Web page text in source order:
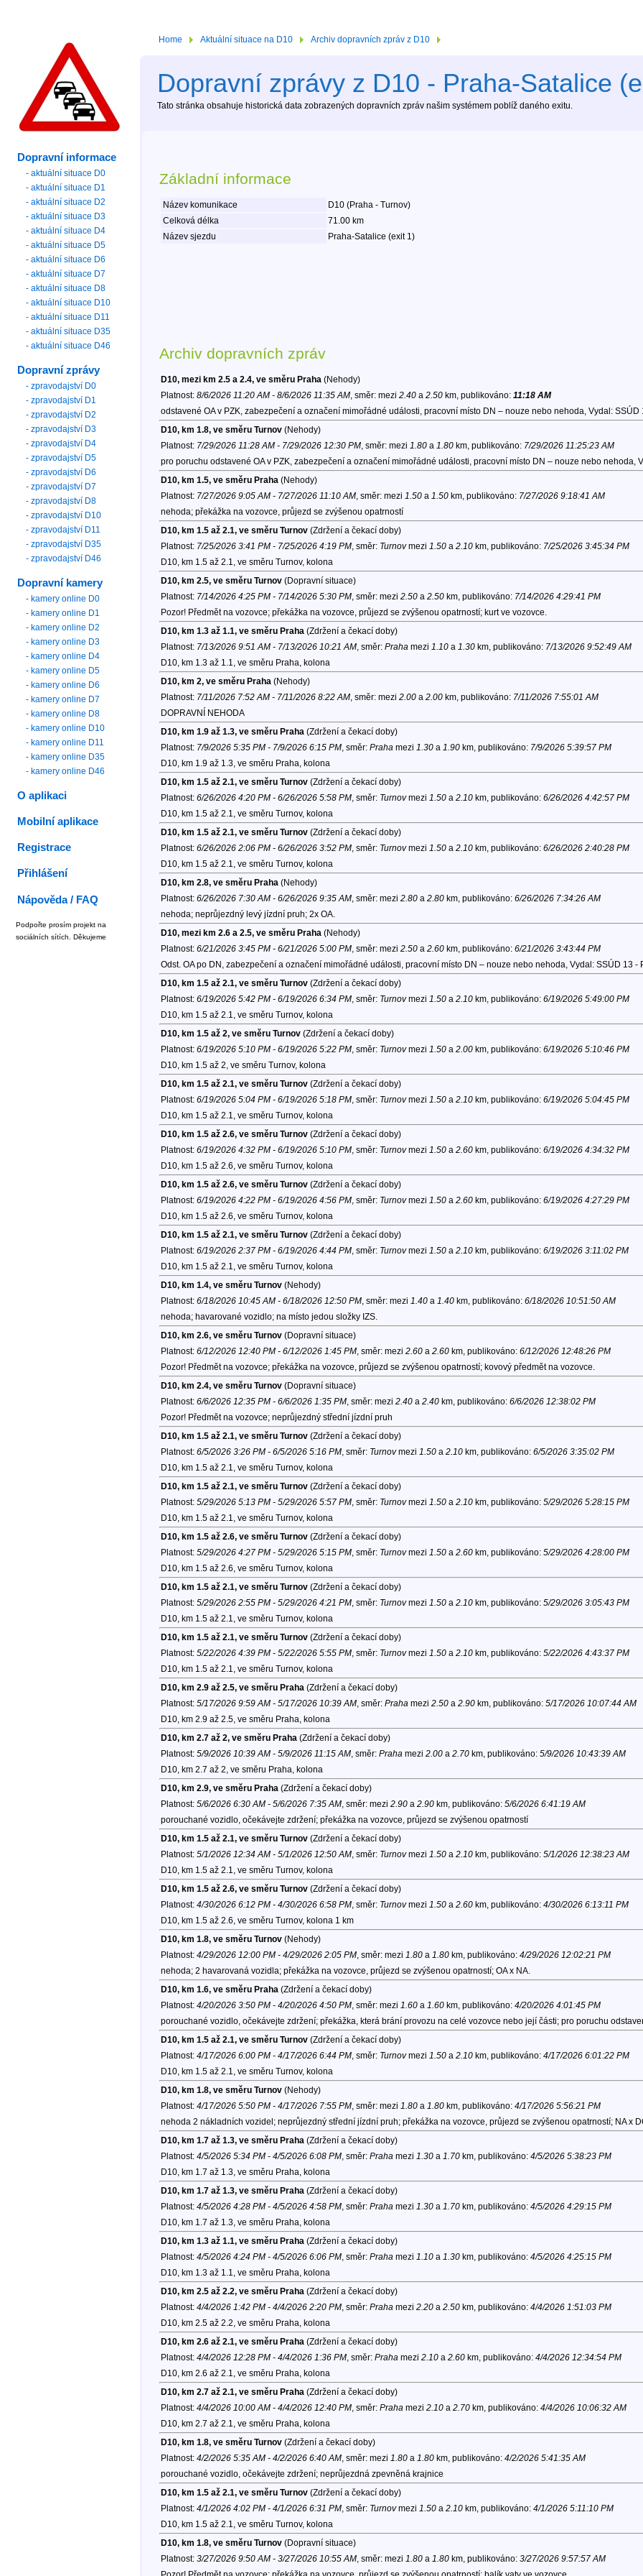
Home Aktuální situace na D10 Archiv dopravních zpráv z D10
Dopravní zprávy z D10 - Praha-Satalice
Tato stránka obsahuje historická data zobrazených dopravních zpráv našim systémem poblíž daného exitu.
Základní informace
Název komunikace
D10 (Praha - Turnov)
Celková délka
71.00 km
Název sjezdu
Praha-Satalice (exit 1)
Archiv dopravních zpráv
D10, mezi km 2.5 a 2.4, ve směru Praha(Nehody)
Platnost: 8/6/2026 11:20 AM - 8/6/2026 11:35 AM, směr: mezi 2.40a 2.50km, publikováno: 11:18 AM
odstavené OA v PZK, zabezpečení a označení mimořádné události, pracovní místo DN – nouze nebo nehoda, Vydal: SSÚD
D10, km 1.8, ve směru Turnov(Nehody)
Platnost: 7/29/2026 11:28 AM - 7/29/2026 12:30 PM, směr: mezi 1.80a 1.80km, publikováno: 7/29/2026 11:25:23 AM
pro poruchu odstavené OA v PZK, zabezpečení a označení mimořádné události, pracovní místo DN – nouze nebo nehoda,
D10, km 1.5, ve směru Praha(Nehody)
Platnost: 7/27/2026 9:05 AM - 7/27/2026 11:10 AM, směr: mezi 1.50a 1.50km, publikováno: 7/27/2026 9:18:41 AM
nehoda; překážka na vozovce, průjezd se zvýšenou opatrností
D10, km 1.5 až 2.1, ve směru Turnov(Zdržení a čekací doby)
Platnost: 7/25/2026 3:41 PM - 7/25/2026 4:19 PM, směr: Turnovmezi 1.50a 2.10km, publikováno: 7/25/2026 3:45:34 PM
D10, km 1.5 až 2.1, ve směru Turnov, kolona
D10, km 2.5, ve směru Turnov(Dopravní situace)
Platnost: 7/14/2026 4:25 PM - 7/14/2026 5:30 PM, směr: mezi 2.50a 2.50km, publikováno: 7/14/2026 4:29:41 PM
Pozor! Předmět na vozovce; překážka na vozovce, průjezd se zvýšenou opatrností; kurt ve vozovce.
D10, km 1.3 až 1.1, ve směru Praha(Zdržení a čekací doby)
Platnost: 7/13/2026 9:51 AM - 7/13/2026 10:21 AM, směr: Prahamezi 1.10a 1.30km, publikováno: 7/13/2026 9:52:49 AM
D10, km 1.3 až 1.1, ve směru Praha, kolona
D10, km 2, ve směru Praha(Nehody)
Platnost: 7/11/2026 7:52 AM - 7/11/2026 8:22 AM, směr: mezi 2.00a 2.00km, publikováno: 7/11/2026 7:55:01 AM
DOPRAVNÍ NEHODA
D10, km 1.9 až 1.3, ve směru Praha(Zdržení a čekací doby)
Platnost: 7/9/2026 5:35 PM - 7/9/2026 6:15 PM, směr: Prahamezi 1.30a 1.90km, publikováno: 7/9/2026 5:39:57 PM
D10, km 1.9 až 1.3, ve směru Praha, kolona
D10, km 1.5 až 2.1, ve směru Turnov(Zdržení a čekací doby)
Platnost: 6/26/2026 4:20 PM - 6/26/2026 5:58 PM, směr: Turnovmezi 1.50a 2.10km, publikováno: 6/26/2026 4:42:57 PM
D10, km 1.5 až 2.1, ve směru Turnov, kolona
D10, km 1.5 až 2.1, ve směru Turnov(Zdržení a čekací doby)
Platnost: 6/26/2026 2:06 PM - 6/26/2026 3:52 PM, směr: Turnovmezi 1.50a 2.10km, publikováno: 6/26/2026 2:40:28 PM
D10, km 1.5 až 2.1, ve směru Turnov, kolona
D10, km 2.8, ve směru Praha(Nehody)
Platnost: 6/26/2026 7:30 AM - 6/26/2026 9:35 AM, směr: mezi 2.80a 2.80km, publikováno: 6/26/2026 7:34:26 AM
nehoda; neprůjezdný levý jízdní pruh; 2x OA.
D10, mezi km 2.6 a 2.5, ve směru Praha(Nehody)
Platnost: 6/21/2026 3:45 PM - 6/21/2026 5:00 PM, směr: mezi 2.50a 2.60km, publikováno: 6/21/2026 3:43:44 PM
Odst. OA po DN, zabezpečení a označení mimořádné události, pracovní místo DN – nouze nebo nehoda, Vydal: SSÚD 13 -
D10, km 1.5 až 2.1, ve směru Turnov(Zdržení a čekací doby)
Platnost: 6/19/2026 5:42 PM - 6/19/2026 6:34 PM, směr: Turnovmezi 1.50a 2.10km, publikováno: 6/19/2026 5:49:00 PM
D10, km 1.5 až 2.1, ve směru Turnov, kolona
D10, km 1.5 až 2, ve směru Turnov(Zdržení a čekací doby)
Platnost: 6/19/2026 5:10 PM - 6/19/2026 5:22 PM, směr: Turnovmezi 1.50a 2.00km, publikováno: 6/19/2026 5:10:46 PM
D10, km 1.5 až 2, ve směru Turnov, kolona
D10, km 1.5 až 2.1, ve směru Turnov(Zdržení a čekací doby)
Platnost: 6/19/2026 5:04 PM - 6/19/2026 5:18 PM, směr: Turnovmezi 1.50a 2.10km, publikováno: 6/19/2026 5:04:45 PM
D10, km 1.5 až 2.1, ve směru Turnov, kolona
D10, km 1.5 až 2.6, ve směru Turnov(Zdržení a čekací doby)
Platnost: 6/19/2026 4:32 PM - 6/19/2026 5:10 PM, směr: Turnovmezi 1.50a 2.60km, publikováno: 6/19/2026 4:34:32 PM
D10, km 1.5 až 2.6, ve směru Turnov, kolona
D10, km 1.5 až 2.6, ve směru Turnov(Zdržení a čekací doby)
Platnost: 6/19/2026 4:22 PM - 6/19/2026 4:56 PM, směr: Turnovmezi 1.50a 2.60km, publikováno: 6/19/2026 4:27:29 PM
D10, km 1.5 až 2.6, ve směru Turnov, kolona
D10, km 1.5 až 2.1, ve směru Turnov(Zdržení a čekací doby)
Platnost: 6/19/2026 2:37 PM - 6/19/2026 4:44 PM, směr: Turnovmezi 1.50a 2.10km, publikováno: 6/19/2026 3:11:02 PM
D10, km 1.5 až 2.1, ve směru Turnov, kolona
D10, km 1.4, ve směru Turnov(Nehody)
Platnost: 6/18/2026 10:45 AM - 6/18/2026 12:50 PM, směr: mezi 1.40a 1.40km, publikováno: 6/18/2026 10:51:50 AM
nehoda; havarované vozidlo; na místo jedou složky IZS.
D10, km 2.6, ve směru Turnov(Dopravní situace)
Platnost: 6/12/2026 12:40 PM - 6/12/2026 1:45 PM, směr: mezi 2.60a 2.60km, publikováno: 6/12/2026 12:48:26 PM
Pozor! Předmět na vozovce; překážka na vozovce, průjezd se zvýšenou opatrností; kovový předmět na vozovce.
D10, km 2.4, ve směru Turnov(Dopravní situace)
Platnost: 6/6/2026 12:35 PM - 6/6/2026 1:35 PM, směr: mezi 2.40a 2.40km, publikováno: 6/6/2026 12:38:02 PM
Pozor! Předmět na vozovce; neprůjezdný střední jízdní pruh
D10, km 1.5 až 2.1, ve směru Turnov(Zdržení a čekací doby)
Platnost: 6/5/2026 3:26 PM - 6/5/2026 5:16 PM, směr: Turnovmezi 1.50a 2.10km, publikováno: 6/5/2026 3:35:02 PM
D10, km 1.5 až 2.1, ve směru Turnov, kolona
D10, km 1.5 až 2.1, ve směru Turnov(Zdržení a čekací doby)
Platnost: 5/29/2026 5:13 PM - 5/29/2026 5:57 PM, směr: Turnovmezi 1.50a 2.10km, publikováno: 5/29/2026 5:28:15 PM
D10, km 1.5 až 2.1, ve směru Turnov, kolona
D10, km 1.5 až 2.6, ve směru Turnov(Zdržení a čekací doby)
Platnost: 5/29/2026 4:27 PM - 5/29/2026 5:15 PM, směr: Turnovmezi 1.50a 2.60km, publikováno: 5/29/2026 4:28:00 PM
D10, km 1.5 až 2.6, ve směru Turnov, kolona
D10, km 1.5 až 2.1, ve směru Turnov(Zdržení a čekací doby)
Platnost: 5/29/2026 2:55 PM - 5/29/2026 4:21 PM, směr: Turnovmezi 1.50a 2.10km, publikováno: 5/29/2026 3:05:43 PM
D10, km 1.5 až 2.1, ve směru Turnov, kolona
D10, km 1.5 až 2.1, ve směru Turnov(Zdržení a čekací doby)
Platnost: 5/22/2026 4:39 PM - 5/22/2026 5:55 PM, směr: Turnovmezi 1.50a 2.10km, publikováno: 5/22/2026 4:43:37 PM
D10, km 1.5 až 2.1, ve směru Turnov, kolona
D10, km 2.9 až 2.5, ve směru Praha(Zdržení a čekací doby)
Platnost: 5/17/2026 9:59 AM - 5/17/2026 10:39 AM, směr: Prahamezi 2.50a 2.90km, publikováno: 5/17/2026 10:07:44 AM
D10, km 2.9 až 2.5, ve směru Praha, kolona
D10, km 2.7 až 2, ve směru Praha(Zdržení a čekací doby)
Platnost: 5/9/2026 10:39 AM - 5/9/2026 11:15 AM, směr: Prahamezi 2.00a 2.70km, publikováno: 5/9/2026 10:43:39 AM
D10, km 2.7 až 2, ve směru Praha, kolona
D10, km 2.9, ve směru Praha(Zdržení a čekací doby)
Platnost: 5/6/2026 6:30 AM - 5/6/2026 7:35 AM, směr: mezi 2.90a 2.90km, publikováno: 5/6/2026 6:41:19 AM
porouchané vozidlo, očekávejte zdržení; překážka na vozovce, průjezd se zvýšenou opatrností
D10, km 1.5 až 2.1, ve směru Turnov(Zdržení a čekací doby)
Platnost: 5/1/2026 12:34 AM - 5/1/2026 12:50 AM, směr: Turnovmezi 1.50a 2.10km, publikováno: 5/1/2026 12:38:23 AM
D10, km 1.5 až 2.1, ve směru Turnov, kolona
D10, km 1.5 až 2.6, ve směru Turnov(Zdržení a čekací doby)
Platnost: 4/30/2026 6:12 PM - 4/30/2026 6:58 PM, směr: Turnovmezi 1.50a 2.60km, publikováno: 4/30/2026 6:13:11 PM
D10, km 1.5 až 2.6, ve směru Turnov, kolona 1 km
D10, km 1.8, ve směru Turnov(Nehody)
Platnost: 4/29/2026 12:00 PM - 4/29/2026 2:05 PM, směr: mezi 1.80a 1.80km, publikováno: 4/29/2026 12:02:21 PM
nehoda; 2 havarovaná vozidla; překážka na vozovce, průjezd se zvýšenou opatrností; OA x NA.
D10, km 1.6, ve směru Praha(Zdržení a čekací doby)
Platnost: 4/20/2026 3:50 PM - 4/20/2026 4:50 PM, směr: mezi 1.60a 1.60km, publikováno: 4/20/2026 4:01:45 PM
porouchané vozidlo, očekávejte zdržení; překážka, která brání provozu na celé vozovce nebo její části; pro poruchu
D10, km 1.5 až 2.1, ve směru Turnov(Zdržení a čekací doby)
Platnost: 4/17/2026 6:00 PM - 4/17/2026 6:44 PM, směr: Turnovmezi 1.50a 2.10km, publikováno: 4/17/2026 6:01:22 PM
D10, km 1.5 až 2.1, ve směru Turnov, kolona
D10, km 1.8, ve směru Turnov(Nehody)
Platnost: 4/17/2026 5:50 PM - 4/17/2026 7:55 PM, směr: mezi 1.80a 1.80km, publikováno: 4/17/2026 5:56:21 PM
nehoda 2 nákladních vozidel; neprůjezdný střední jízdní pruh; překážka na vozovce, průjezd se zvýšenou opatrností; NA x
D10, km 1.7 až 1.3, ve směru Praha(Zdržení a čekací doby)
Platnost: 4/5/2026 5:34 PM - 4/5/2026 6:08 PM, směr: Prahamezi 1.30a 1.70km, publikováno: 4/5/2026 5:38:23 PM
D10, km 1.7 až 1.3, ve směru Praha, kolona
D10, km 1.7 až 1.3, ve směru Praha(Zdržení a čekací doby)
Platnost: 4/5/2026 4:28 PM - 4/5/2026 4:58 PM, směr: Prahamezi 1.30a 1.70km, publikováno: 4/5/2026 4:29:15 PM
D10, km 1.7 až 1.3, ve směru Praha, kolona
D10, km 1.3 až 1.1, ve směru Praha(Zdržení a čekací doby)
Platnost: 4/5/2026 4:24 PM - 4/5/2026 6:06 PM, směr: Prahamezi 1.10a 1.30km, publikováno: 4/5/2026 4:25:15 PM
D10, km 1.3 až 1.1, ve směru Praha, kolona
D10, km 2.5 až 2.2, ve směru Praha(Zdržení a čekací doby)
Platnost: 4/4/2026 1:42 PM - 4/4/2026 2:20 PM, směr: Prahamezi 2.20a 2.50km, publikováno: 4/4/2026 1:51:03 PM
D10, km 2.5 až 2.2, ve směru Praha, kolona
D10, km 2.6 až 2.1, ve směru Praha(Zdržení a čekací doby)
Platnost: 4/4/2026 12:28 PM - 4/4/2026 1:36 PM, směr: Prahamezi 2.10a 2.60km, publikováno: 4/4/2026 12:34:54 PM
D10, km 2.6 až 2.1, ve směru Praha, kolona
D10, km 2.7 až 2.1, ve směru Praha(Zdržení a čekací doby)
Platnost: 4/4/2026 10:00 AM - 4/4/2026 12:40 PM, směr: Prahamezi 2.10a 2.70km, publikováno: 4/4/2026 10:06:32 AM
D10, km 2.7 až 2.1, ve směru Praha, kolona
D10, km 1.8, ve směru Turnov(Zdržení a čekací doby)
Platnost: 4/2/2026 5:35 AM - 4/2/2026 6:40 AM, směr: mezi 1.80a 1.80km, publikováno: 4/2/2026 5:41:35 AM
porouchané vozidlo, očekávejte zdržení; neprůjezdná zpevněná krajnice
D10, km 1.5 až 2.1, ve směru Turnov(Zdržení a čekací doby)
Platnost: 4/1/2026 4:02 PM - 4/1/2026 6:31 PM, směr: Turnovmezi 1.50a 2.10km, publikováno: 4/1/2026 5:11:10 PM
D10, km 1.5 až 2.1, ve směru Turnov, kolona
D10, km 1.8, ve směru Turnov(Dopravní situace)
Platnost: 3/27/2026 9:50 AM - 3/27/2026 10:55 AM, směr: mezi 1.80a 1.80km, publikováno: 3/27/2026 9:57:57 AM
Dopravní informace
- aktuální situace D0
- aktuální situace D1
- aktuální situace D2
- aktuální situace D3
- aktuální situace D4
- aktuální situace D5
- aktuální situace D6
- aktuální situace D7
- aktuální situace D8
- aktuální situace D10
- aktuální situace D11
- aktuální situace D35
- aktuální situace D46
Dopravní zprávy
- zpravodajství D0
- zpravodajství D1
- zpravodajství D2
- zpravodajství D3
- zpravodajství D4
- zpravodajství D5
- zpravodajství D6
- zpravodajství D7
- zpravodajství D8
- zpravodajství D10
- zpravodajství D11
- zpravodajství D35
- zpravodajství D46
Dopravní kamery
- kamery online D0
- kamery online D1
- kamery online D2
- kamery online D3
- kamery online D4
- kamery online D5
- kamery online D6
- kamery online D7
- kamery online D8
- kamery online D10
- kamery online D11
- kamery online D35
- kamery online D46
O aplikaci
Mobilní aplikace
Registrace
Přihlášení
Nápověda / FAQ
Podpořte prosím projekt na
sociálních sítích. Děkujeme